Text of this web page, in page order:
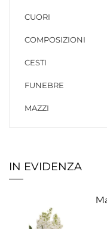
CUORI
COMPOSIZIONI
CESTI
FUNEBRE
MAZZI
IN EVIDENZA